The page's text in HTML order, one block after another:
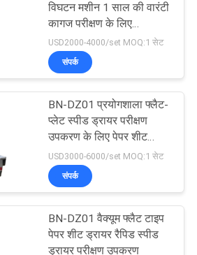
स्याही
29
उपकरण
12
विघटन मशीन 1 साल की वारंटी
कागज परीक्षण के लिए
प्रयोगशाला पल्प विघटन मशीन
USD2000-4000/set MOQ:1 सेट
संपर्क
BN-DZ01 प्रयोगशाला फ्लैट-
प्लेट स्पीड ड्रायर परीक्षण
उपकरण के लिए पेपर शीट
ड्रायर
USD3000-6000/set MOQ:1 सेट
संपर्क
BN-DZ01 वैक्यूम फ्लैट टाइप
पेपर शीट ड्रायर रैपिड स्पीड
ड्रायर परीक्षण उपकरण